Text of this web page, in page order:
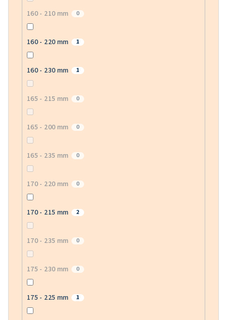
160 - 210 mm 0
160 - 220 mm 1
160 - 230 mm 1
165 - 215 mm 0
165 - 200 mm 0
165 - 235 mm 0
170 - 220 mm 0
170 - 215 mm 2
170 - 235 mm 0
175 - 230 mm 0
175 - 225 mm 1